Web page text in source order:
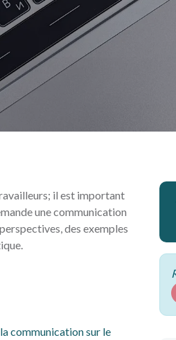
il est important
une communication
des exemples
communication sur le